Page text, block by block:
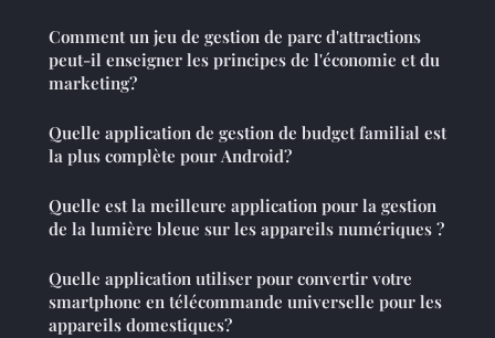
Comment un jeu de gestion de parc d'attractions
peut-il enseigner les principes de l'économie et du
marketing?
Quelle application de gestion de budget familial est
la plus complète pour Android?
Quelle est la meilleure application pour la gestion
de la lumière bleue sur les appareils numériques ?
Quelle application utiliser pour convertir votre
smartphone en télécommande universelle pour les
appareils domestiques?